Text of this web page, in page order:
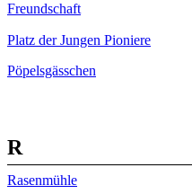
Freundschaft
Platz der Jungen Pioniere
Pöpelsgässchen
R
Rasenmühle